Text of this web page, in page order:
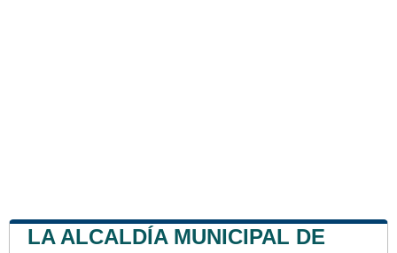
LA ALCALDÍA MUNICIPAL DE